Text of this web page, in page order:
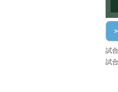
試
試